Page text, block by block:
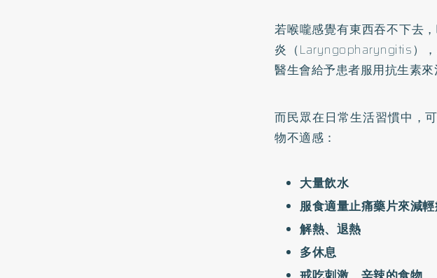
若喉嚨感覺有東西吞不下去
炎（Laryngopharyngitis）
醫生會給予患者服用抗生素來
而民眾在日常生活習慣中，
物不適感：
大量飲水
服食適量止痛藥片來減
解熱、退熱
多休息